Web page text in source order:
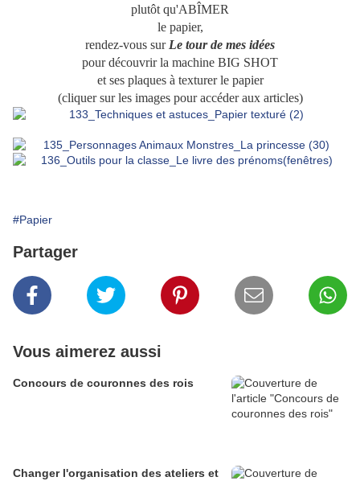
plutôt qu'ABÎMER
le papier,
rendez-vous sur Le tour de mes idées
pour découvrir la machine BIG SHOT
et ses plaques à texturer le papier
(cliquer sur les images pour accéder aux articles)
#Papier
Partager
Vous aimerez aussi
Concours de couronnes des rois
Changer l'organisation des ateliers et